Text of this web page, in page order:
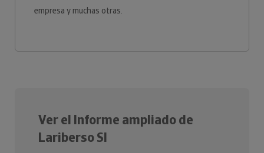
empresa y muchas otras.
Ver el Informe ampliado de
Lariberso Sl